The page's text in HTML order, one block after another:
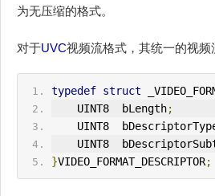
为无压缩的格式。
对于UVC视频流格式，其统一的视频
typedef struct
    U
INT8  bLength;
    U
INT8
    U
INT8
}VIDEO_FORMAT_DESCRIPTOR;